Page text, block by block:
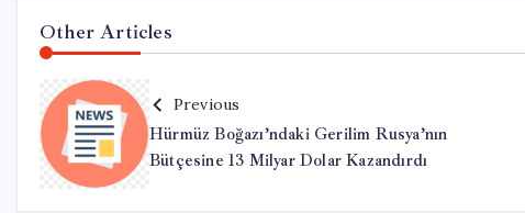
Other Articles
Previous
Hürmüz Boğazı’ndaki Gerilim Rusya’nın
Bütçesine 13 Milyar Dolar Kazandırdı